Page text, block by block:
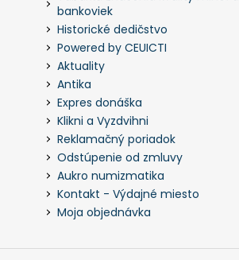
bankoviek
Historické dedičstvo
Powered by CEUICTI
Aktuality
Antika
Expres donáška
Klikni a Vyzdvihni
Reklamačný poriadok
Odstúpenie od zmluvy
Aukro numizmatika
Kontakt - Výdajné miesto
Moja objednávka